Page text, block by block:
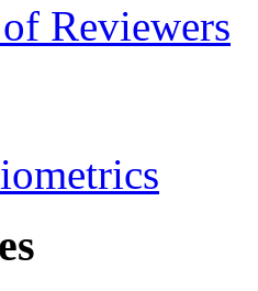
Reviewers